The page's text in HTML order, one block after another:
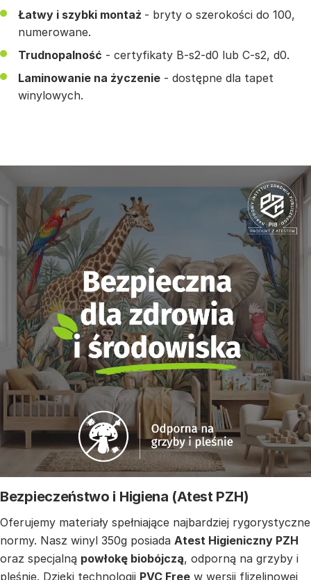
Łatwy i szybki montaż - bryty o szerokości do 100,
numerowane.
Trudnopalność - certyfikaty B-s2-d0 lub C-s2, d0.
Laminowanie na życzenie - dostępne dla tapet
winylowych.
Bezpieczeństwo i Higiena (Atest PZH)
Oferujemy materiały spełniające najbardziej rygorystyczne
normy. Nasz winyl 350g posiada Atest Higieniczny PZH
oraz specjalną powłokę biobójczą, odporną na grzyby i
pleśnie. Dzięki technologii PVC Free w wersji flizelinowej